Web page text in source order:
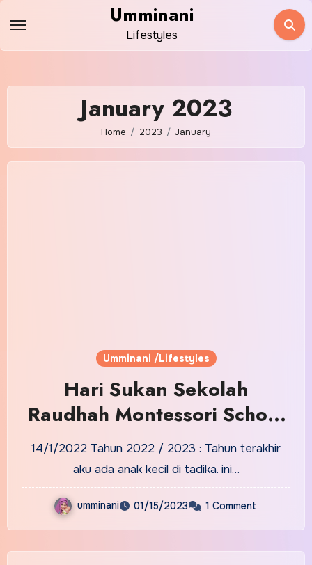
content
Umminani
Lifestyles
January 2023
Home 2023 January
Umminani /Lifestyles
Hari Sukan Sekolah
Raudhah Montessori School
(RMC)
14/1/2022 Tahun 2022 / 2023 : Tahun terakhir
aku ada anak kecil di tadika. ini…
umminani 01/15/2023 1 Comment